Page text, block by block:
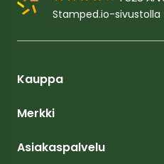
Stamped.io-sivustolla
Kauppa
Merkki
Asiakaspalvelu